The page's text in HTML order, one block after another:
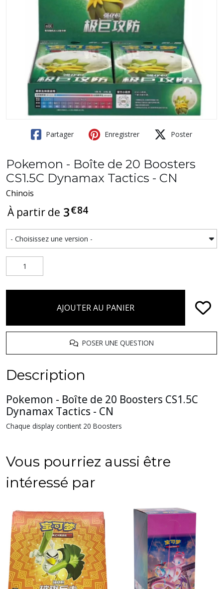
Partager Enregistrer Poster
Pokemon - Boîte de 20 Boosters
CS1.5C Dynamax Tactics - CN
Chinois
À partir de 3€84
AJOUTER AU PANIER
POSER UNE QUESTION
Description
Pokemon - Boîte de 20 Boosters CS1.5C
Dynamax Tactics - CN
Chaque display contient 20 Boosters
Vous pourriez aussi être
intéressé par